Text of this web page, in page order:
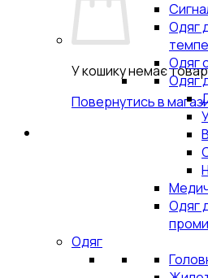
У кошику немає
Повернутись в
Одяг
Одяг
Одяг
Одяг
Одяг